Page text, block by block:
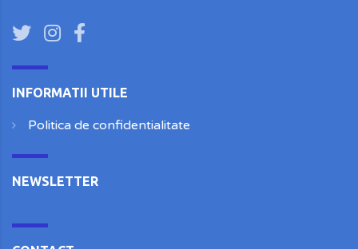
INFORMATII UTILE
Politica de confidentialitate
NEWSLETTER